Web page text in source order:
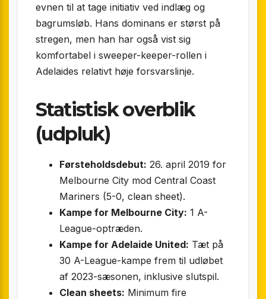
evnen til at tage initiativ ved indlæg og
bagrumsløb. Hans dominans er størst på
stregen, men han har også vist sig
komfortabel i sweeper-keeper-rollen i
Adelaides relativt høje forsvarslinje.
Statistisk overblik
(udpluk)
Førsteholdsdebut: 26. april 2019 for
Melbourne City mod Central Coast
Mariners (5-0, clean sheet).
Kampe for Melbourne City: 1 A-
League-optræden.
Kampe for Adelaide United: Tæt på
30 A-League-kampe frem til udløbet
af 2023-sæsonen, inklusive slutspil.
Clean sheets: Minimum fire